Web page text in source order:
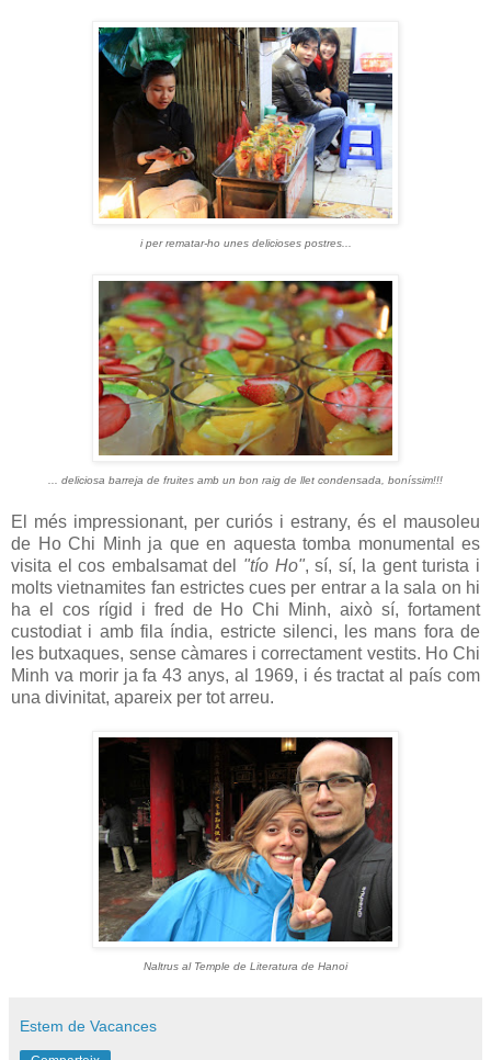
i per rematar-ho unes delicioses postres...
... deliciosa barreja de fruites amb un bon raig de llet condensada, boníssim!!!
El més impressionant, per curiós i estrany, és el mausoleu
de Ho Chi Minh ja que en aquesta tomba monumental es
visita el cos embalsamat del "tío Ho", sí, sí, la gent turista i
molts vietnamites fan estrictes cues per entrar a la sala on hi
ha el cos rígid i fred de Ho Chi Minh, això sí, fortament
custodiat i amb fila índia, estricte silenci, les mans fora de
les butxaques, sense càmares i correctament vestits. Ho Chi
Minh va morir ja fa 43 anys, al 1969, i és tractat al país com
una divinitat, apareix per tot arreu.
Naltrus al Temple de Literatura de Hanoi
Estem de Vacances